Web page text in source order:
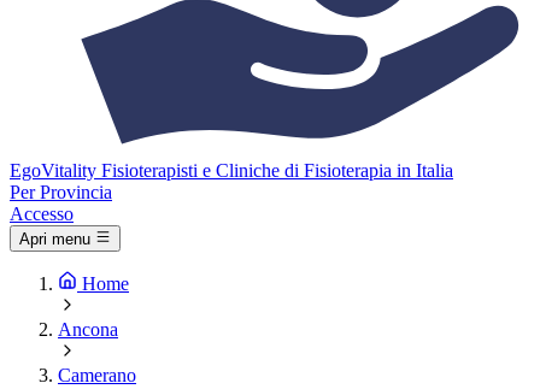
EgoVitality Fisioterapisti e Cliniche di Fisioterapia in Italia
Per Provincia
Accesso
Apri menu
Home
Ancona
Camerano